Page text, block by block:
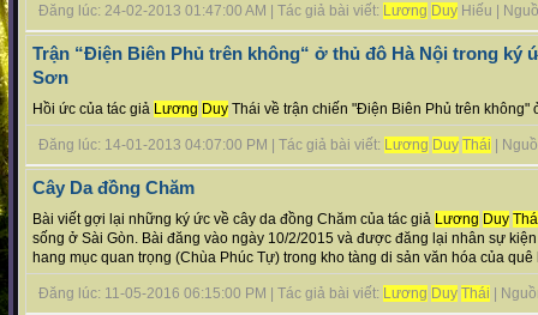
Đăng lúc: 24-02-2013 01:47:00 AM | Tác giả bài viết: Lương Duy Hiếu |
Trận “Điện Biên Phủ trên không“ ở thủ đô Hà Nội trong ký
Sơn
Hồi ức của tác giả Lương Duy Thái về trận chiến "Điện Biên Phủ trên không"
Đăng lúc: 14-01-2013 04:07:00 PM | Tác giả bài viết: Lương Duy Thái |
Cây Da đồng Chăm
Bài viết gợi lại những ký ức về cây da đồng Chăm của tác giả Lương Duy
sống ở Sài Gòn. Bài đăng vào ngày 10/2/2015 và được đăng lại nhân sự
hang mục quan trọng (Chùa Phúc Tự) trong kho tàng di sản văn hóa của
Đăng lúc: 11-05-2016 06:15:00 PM | Tác giả bài viết: Lương Duy Thái |